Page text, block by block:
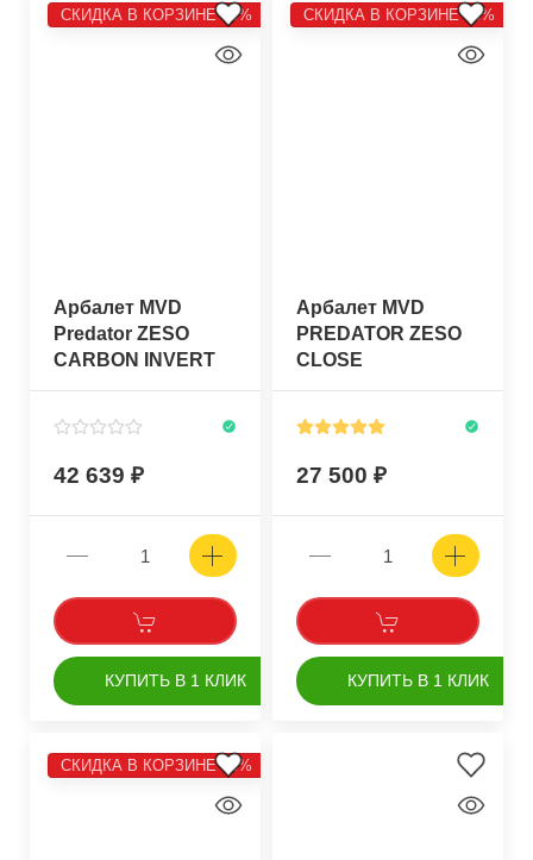
СКИДКА В КОРЗИНЕ 10%
Арбалет MVD
Predator ZESO
CARBON INVERT
ROLLER
42 639
КУПИТЬ В 1 КЛИК
СКИДКА В КОРЗИНЕ 10%
Арбалет MVD
PREDATOR ZESO
CLOSE
27 500
КУПИТЬ В 1 КЛИК
СКИДКА В КОРЗИНЕ 10%